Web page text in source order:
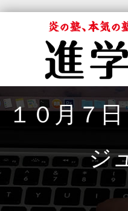
１０月７
ジ